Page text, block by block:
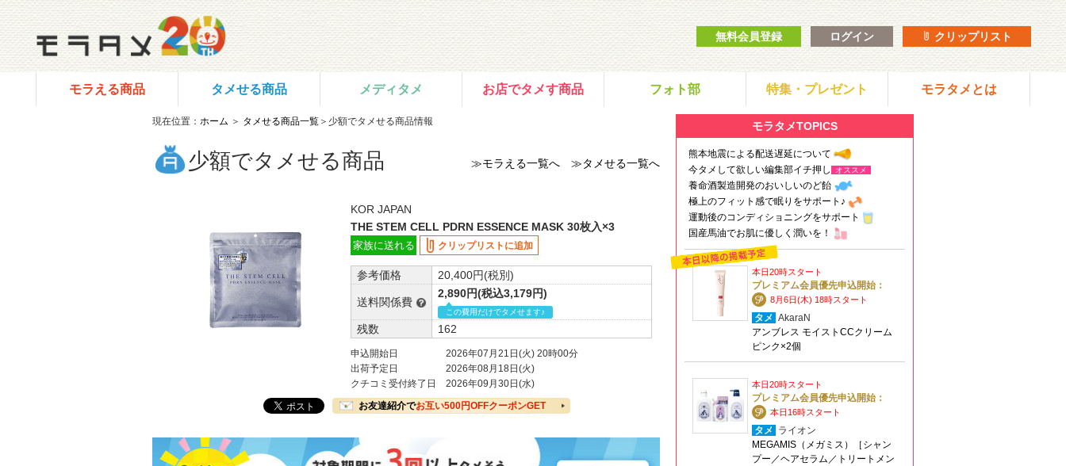
無料会員登録 ログイン クリップリスト
モラえる商品 タメせる商品 メディタメ お店でタメす商品 フォト部 特集・プレゼント モラタメとは
現在位置： ホーム ＞ タメせる商品一覧 ＞少額でタメせる商品情報
少額でタメせる商品 ≫モラえる一覧へ ≫タメせる一覧へ
KOR JAPAN
THE STEM CELL PDRN ESSENCE MASK 30枚入×3
家族に送れる クリップリストに追加
参考価格 20,400円(税別)
送料関係費
2,890円(税込3,179円)
この費用だけでタメせます♪
残数 162
申込開始日
2026年07月21日(火) 20時00分
出荷予定日
2026年08月18日(火)
クチコミ受付終了日
2026年09月30日(水)
お友達紹介でお互い500円OFFクーポンGET
モラタメTOPICS
熊本地震による配送遅延について
今タメして欲しい編集部イチ押し
オススメ
養命酒製造開発のおいしいのど飴
極上のフィット感で眠りをサポート♪
運動後のコンディショニングをサポート
国産馬油でお肌に優しく潤いを！
本日20時スタート
プレミアム会員優先申込開始：
8月6日(木) 18時スタート
タメ AkaraN
アンブレス モイストCCクリーム
ピンク×2個
本日20時スタート
プレミアム会員優先申込開始：
本日16時スタート
タメ ライオン
MEGAMIS（メガミス）［シャン
プー／ヘアセラム／トリートメン